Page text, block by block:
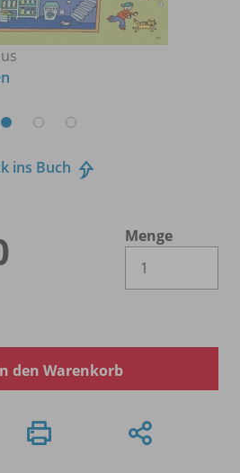
ins Buch
Menge
den Warenkorb